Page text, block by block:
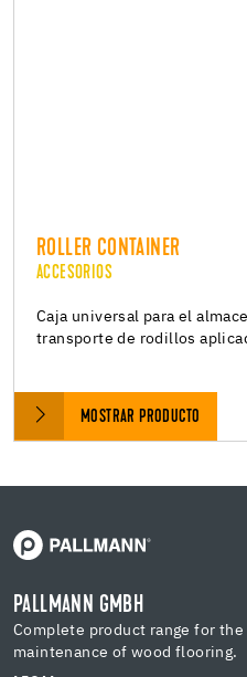
ROLLER CONTAINER
ACCESORIOS
Caja universal para el
transporte de rodillos
MOSTRAR PRODUCTO
PALLMANN GMBH
Complete product range for
maintenance of wood flooring.